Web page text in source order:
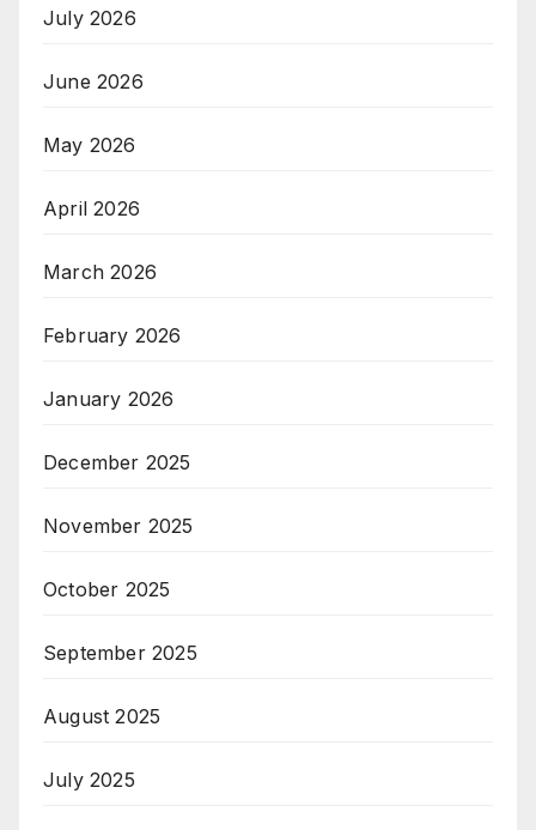
July 2026
June 2026
May 2026
April 2026
March 2026
February 2026
January 2026
December 2025
November 2025
October 2025
September 2025
August 2025
July 2025